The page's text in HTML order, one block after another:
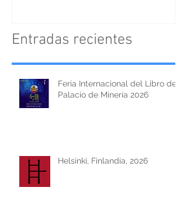
Entradas recientes
Feria Internacional del Libro del
Palacio de Minería 2026
Helsinki, Finlandia, 2026